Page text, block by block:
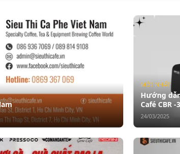
MỚI NHẤT
Hướng
Café CBR -
24/03/2025